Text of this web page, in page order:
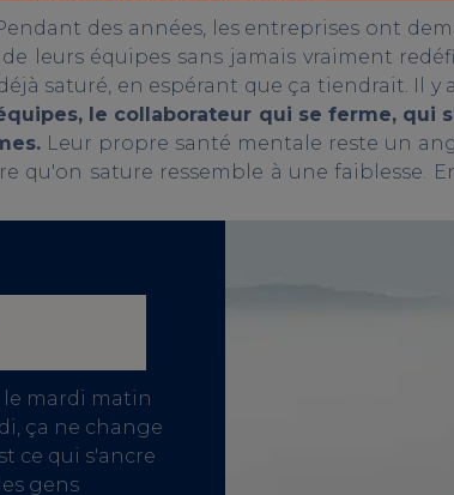
des années, les entreprises ont
leurs équipes sans jamais vraiment
saturé, en espérant que ça tiendrait. Il y
le collaborateur qui se ferme, qui
Leur propre santé mentale reste un
sature ressemble à une faiblesse.
le mardi matin
ça ne change
ce qui s'ancre
gens